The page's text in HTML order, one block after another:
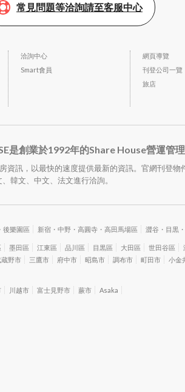
常見問題等洽詢請至客服中心
洽詢中心
Smart會員
網頁導覽
刊登公司一覽
旅店
是創業於1992年的Share House營運管理
訊，以最快的速度提供最新的資訊。官網刊登
韓文、中文、法文進行洽詢。
後樂園區 新宿・中野・高圓寺・高田馬場區 澀谷・目黒
墨田區 江東區 品川區 目黒區 大田區 世田谷區
蔵野市 三鷹市 府中市 昭島市 調布市 町田市 小金
川越市 富士見野市 蕨市 Asaka